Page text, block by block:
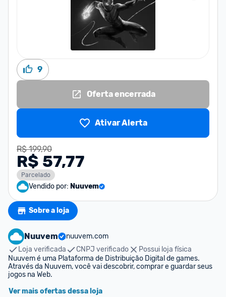
9
Oferta encerrada
Ativar Alerta
R$ 199,90
R$ 57,77
Parcelado
Vendido por: Nuuvem
Sobre a loja
Nuuvem
nuuvem.com
Loja verificada
CNPJ verificado
Possui loja física
Nuuvem é uma Plataforma de Distribuição Digital de games.
Através da Nuuvem, você vai descobrir, comprar e guardar seus
jogos na Web.
Ver mais ofertas dessa loja